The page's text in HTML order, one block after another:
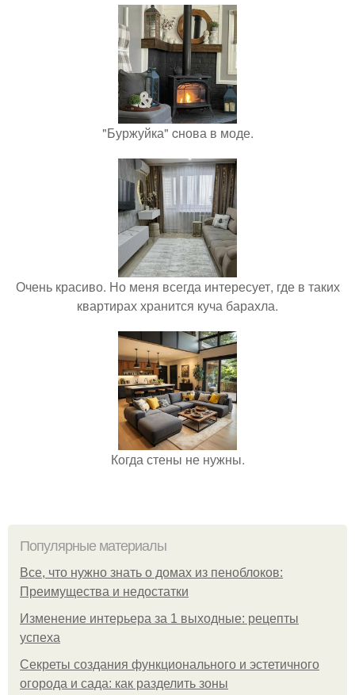
"Буржуйка" cнова в моде.
Очень красиво. Но меня всегда интересует, где в таких
квартирах хранится куча барахла.
Когда стены не нужны.
Популярные материалы
Все, что нужно знать о домах из пеноблоков:
Преимущества и недостатки
Изменение интерьера за 1 выходные: рецепты
успеха
Секреты создания функционального и эстетичного
огорода и сада: как разделить зоны